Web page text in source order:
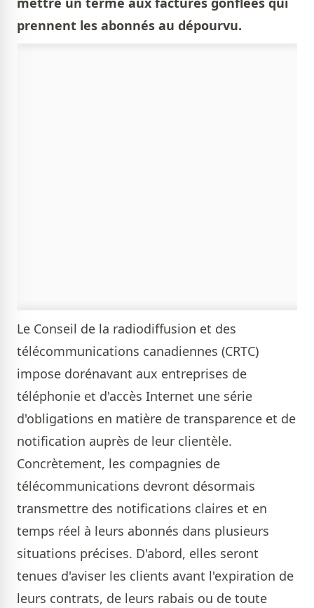
prennent les abonnés au dépourvu.
Le Conseil de la radiodiffusion et des
télécommunications canadiennes (CRTC)
impose dorénavant aux entreprises de
téléphonie et d'accès Internet une série
d'obligations en matière de transparence et de
notification auprès de leur clientèle.
Concrètement, les compagnies de
télécommunications devront désormais
transmettre des notifications claires et en
temps réel à leurs abonnés dans plusieurs
situations précises. D'abord, elles seront
tenues d'aviser les clients avant l'expiration de
leurs contrats, de leurs rabais ou de toute